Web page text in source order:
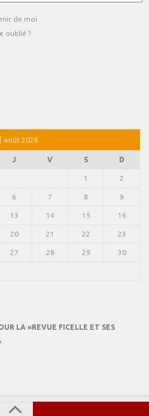
de moi
oublié ?
août 2026
J V S D
1 2
6 7 8 9
13 14 15 16
20 21 22 23
27 28 29 30
LA «REVUE FICELLE ET SES